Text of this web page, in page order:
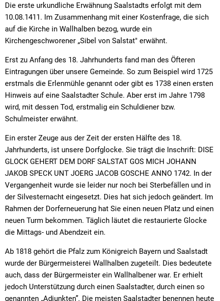
Die erste urkundliche Erwähnung Saalstadts erfolgt mit dem
10.08.1411. Im Zusammenhang mit einer Kostenfrage, die sich
auf die Kirche in Wallhalben bezog, wurde ein
Kirchengeschworener „Sibel von Salstat" erwähnt.
Erst zu Anfang des 18. Jahrhunderts fand man des Öfteren
Eintragungen über unsere Gemeinde. So zum Beispiel wird 1725
erstmals die Erlenmühle genannt oder gibt es 1738 einen ersten
Hinweis auf eine Saalstadter Schule. Aber erst im Jahre 1798
wird, mit dessen Tod, erstmalig ein Schuldiener bzw.
Schulmeister erwähnt.
Ein erster Zeuge aus der Zeit der ersten Hälfte des 18.
Jahrhunderts, ist unsere Dorfglocke. Sie trägt die Inschrift: DISE
GLOCK GEHERT DEM DORF SALSTAT GOS MICH JOHANN
JAKOB SPECK UNT JOERG JACOB GOSCHE ANNO 1742. In der
Vergangenheit wurde sie leider nur noch bei Sterbefällen und in
der Silvesternacht eingesetzt. Dies hat sich jedoch geändert. Im
Rahmen der Dorferneuerung hat Sie einen neuen Platz und einen
neuen Turm bekommen. Täglich läutet die restaurierte Glocke
die Mittags- und Abendzeit ein.
Ab 1818 gehört die Pfalz zum Königreich Bayern und Saalstadt
wurde der Bürgermeisterei Wallhalben zugeteilt. Dies bedeutete
auch, dass der Bürgermeister ein Wallhalbener war. Er erhielt
jedoch Unterstützung durch einen Saalstadter, durch einen so
genannten „Adjunkten”. Die meisten Saalstadter benennen heute